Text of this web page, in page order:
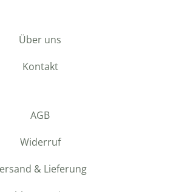
Über uns
Kontakt
AGB
Widerruf
& Lieferung